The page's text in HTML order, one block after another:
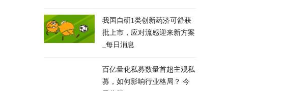
我国自研1类创新药济可舒获
批上市，应对流感迎来新方案
_每日消息
百亿量化私募数量首超主观私
募，如何影响行业格局？ 今